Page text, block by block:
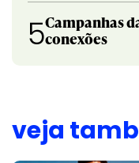
5Campanhas
conexões
veja